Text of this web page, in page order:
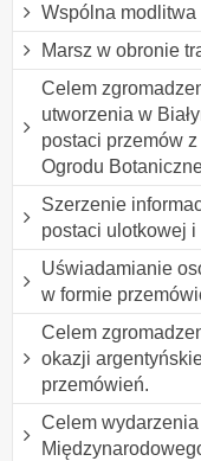
Wspólna modlitwa
Marsz w obronie
Celem
utworzenia w
postaci przemów
Ogrodu
Szerzenie
postaci ulotkowej
Uświadamianie
w formie
Celem
okazji
przemówień.
Celem